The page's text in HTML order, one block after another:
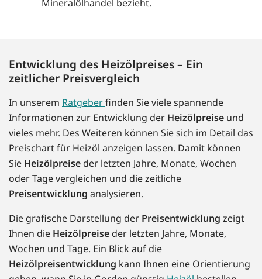
Mineralölhandel bezieht.
Entwicklung des Heizölpreises – Ein
zeitlicher Preisvergleich
In unserem Ratgeberfinden Sie viele spannende
Informationen zur Entwicklung der Heizölpreise und
vieles mehr. Des Weiteren können Sie sich im Detail das
Preischart für Heizöl anzeigen lassen. Damit können
Sie Heizölpreise der letzten Jahre, Monate, Wochen
oder Tage vergleichen und die zeitliche
Preisentwicklung analysieren.
Die grafische Darstellung der Preisentwicklung zeigt
Ihnen die Heizölpreise der letzten Jahre, Monate,
Wochen und Tage. Ein Blick auf die
Heizölpreisentwicklung kann Ihnen eine Orientierung